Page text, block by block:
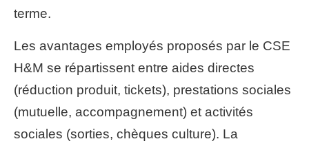
terme.
Les avantages employés proposés par le CSE
H&M se répartissent entre aides directes
(réduction produit, tickets), prestations sociales
(mutuelle, accompagnement) et activités
sociales (sorties, chèques culture). La